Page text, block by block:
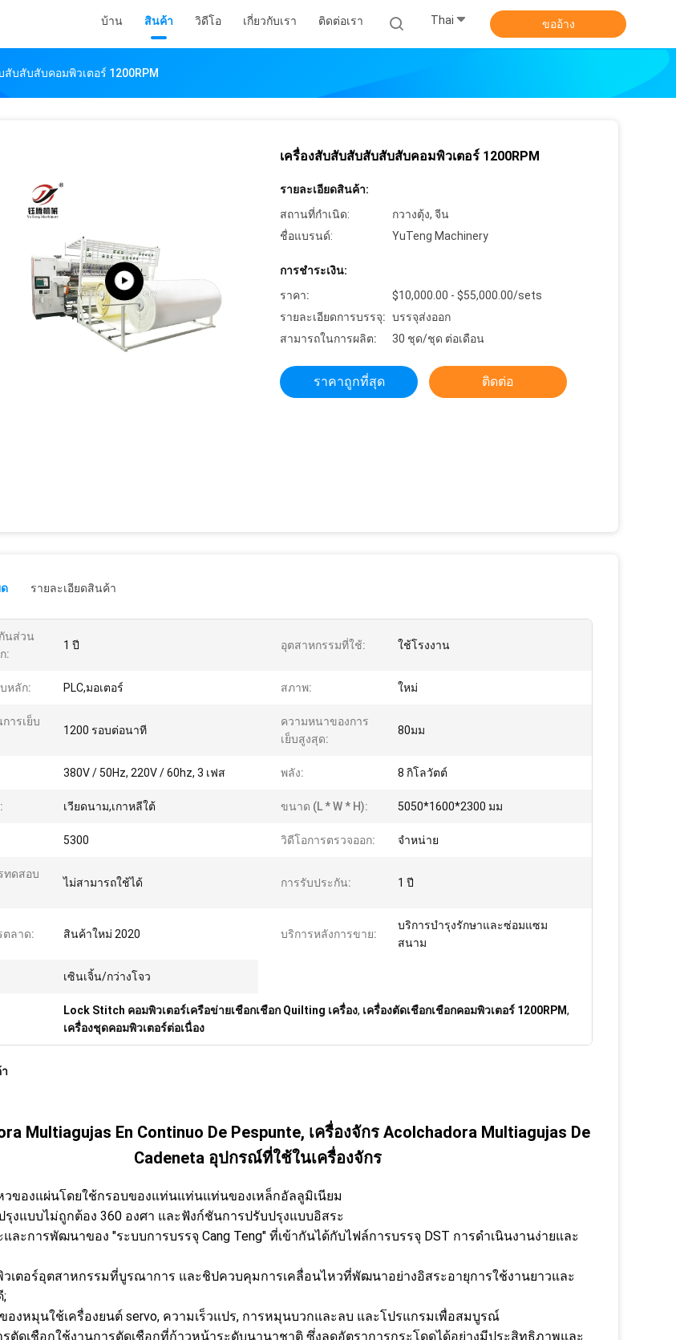
บ้าน สินค้า วิดีโอ เกี่ยวกับเรา ติดต่อเรา Thai ขออ้าง
สับสับสับคอมพิวเตอร์ 1200RPM
เครื่องสับสับสับสับสับสับคอมพิวเตอร์ 1200RPM
รายละเอียดสินค้า:
สถานที่กำเนิด:
กวางตุ้ง, จีน
ชื่อแบรนด์:
YuTeng Machinery
การชำระเงิน:
ราคา:
$10,000.00 - $55,000.00/sets
รายละเอียดการบรรจุ: บรรจุส่งออก
สามารถในการผลิต:
30 ชุด/ชุด ต่อเดือน
ราคาถูกที่สุด ติดต่อ
รายละเอียดสินค้า
นส่วน
:
1 ปี อุตสาหกรรมที่ใช้: ใช้โรงงาน
หลัก: PLC,มอเตอร์ สภาพ: ใหม่
ารเย็บ
1200 รอบต่อนาที
ความหนาของการ
เย็บสูงสุด:
80มม
380V / 50Hz, 220V / 60hz, 3 เฟส พลัง: 8 กิโลวัตต์
เวียดนาม,เกาหลีใต้ ขนาด (L * W * H): 5050*1600*2300 มม
5300 วิดีโอการตรวจออก: จําหน่าย
ทดสอบ
ไม่สามารถใช้ได้ การรับประกัน: 1 ปี
ตลาด: สินค้าใหม่ 2020 บริการหลังการขาย:
บริการบำรุงรักษาและซ่อมแซม
สนาม
เซินเจิ้น/กว่างโจว
Lock Stitch คอมพิวเตอร์เครือข่ายเชือกเชือก Quilting เครื่อง, เครื่องตัดเชือกเชือกคอมพิวเตอร์ 1200RPM,
เครื่องชุดคอมพิวเตอร์ต่อเนื่อง
Multiagujas En Continuo De Pespunte, เครื่องจักร Acolchadora Multiagujas De
Cadeneta อุปกรณ์ที่ใช้ในเครื่องจักร
วของแผ่นโดยใช้กรอบของแท่นแท่นแท่นของเหล็กอัลลูมิเนียม
รุงแบบไม่ถูกต้อง 360 องศา และฟังก์ชันการปรับปรุงแบบอิสระ
ละการพัฒนาของ "ระบบการบรรจุ Cang Teng" ที่เข้ากันได้กับไฟล์การบรรจุ DST การดําเนินงานง่ายและ
เตอร์อุตสาหกรรมที่บูรณาการ และชิปควบคุมการเคลื่อนไหวที่พัฒนาอย่างอิสระอายุการใช้งานยาวและ
;
องหมุนใช้เครื่องยนต์ servo, ความเร็วแปร, การหมุนบวกและลบ และโปรแกรมเพื่อสมบูรณ์
รตัดเชือกใช้งานการตัดเชือกที่ก้าวหน้าระดับนานาชาติ ซึ่งลดอัตราการกระโดดได้อย่างมีประสิทธิภาพและ